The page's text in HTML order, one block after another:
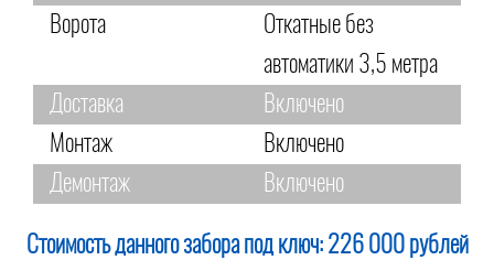
Ворота
Откатные без
автоматики 3,5 метра
Доставка
Включено
Монтаж
Включено
Демонтаж
Включено
Стоимость данного забора под ключ: 226 000 рублей